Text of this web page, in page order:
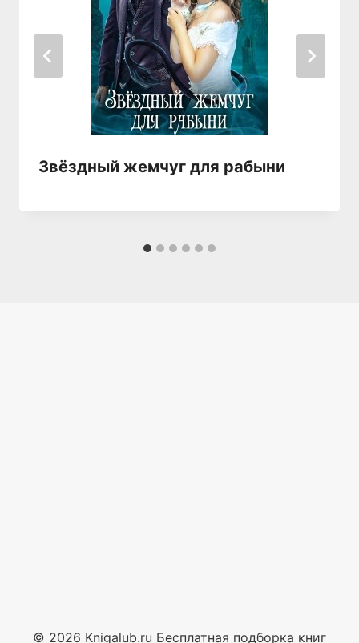
Звёздный жемчуг для рабыни
© 2026 Knigalub.ru Бесплатная подборка книг